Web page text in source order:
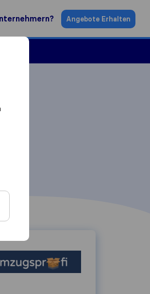
Angebote Erhalten